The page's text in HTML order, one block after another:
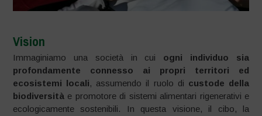
Vision
Immaginiamo una società in cui ogni individuo sia
profondamente connesso ai propri territori ed
ecosistemi locali, assumendo il ruolo di custode della
biodiversità e promotore di sistemi alimentari rigenerativi e
ecologicamente sostenibili. In questa visione, il cibo, la